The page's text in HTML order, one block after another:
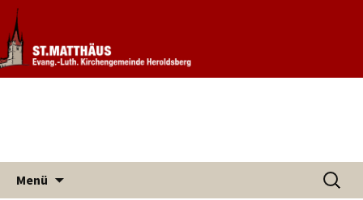
Evang. Kirchengemeinde St.
Matthäus Heroldsberg
Informationen rund um unsere
Kirchengemeinde
Menü
Suchen
nach: